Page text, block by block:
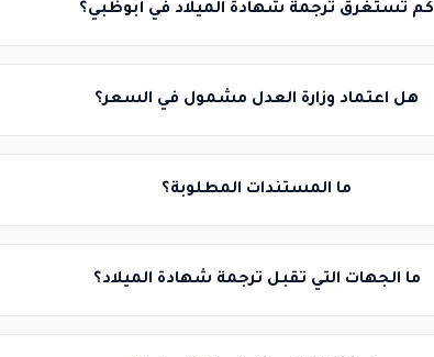
كم تستغرق ترجمة شهادة الميلاد في أبوظبي؟
هل اعتماد وزارة العدل مشمول في السعر؟
ما المستندات المطلوبة؟
ما الجهات التي تقبل ترجمة شهادة الميلاد؟